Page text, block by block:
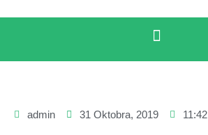
admin 31 Oktobra, 2019 11:42